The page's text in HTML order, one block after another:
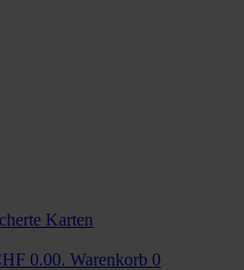
Karten
0.00. Warenkorb 0